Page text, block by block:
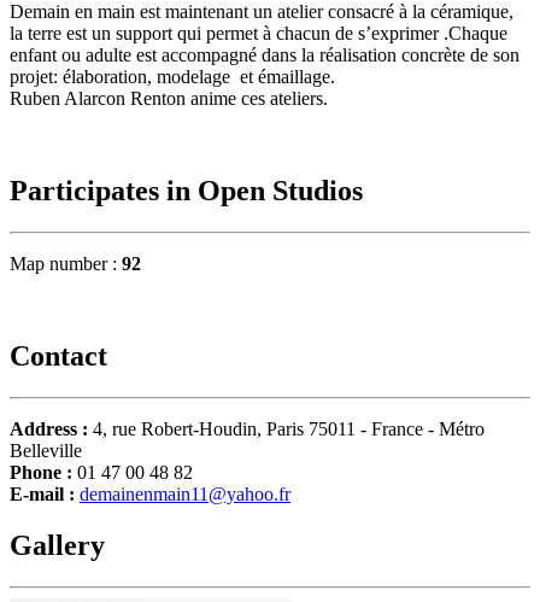
Demain en main est maintenant un atelier consacré à la céramique,
la terre est un support qui permet à chacun de s’exprimer .Chaque
enfant ou adulte est accompagné dans la réalisation concrète de son
projet: élaboration, modelage et émaillage.
Ruben Alarcon Renton anime ces ateliers.
Participates in Open Studios
Map number : 92
Contact
Address : 4, rue Robert-Houdin, Paris 75011 - France - Métro
Belleville
Phone : 01 47 00 48 82
E-mail : demainenmain11@yahoo.fr
Gallery